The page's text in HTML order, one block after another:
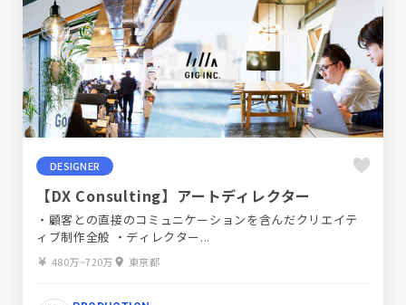
DESIGNER
【DX Consulting】アートディレクター
・顧客との直接のコミュニケーションを含んだクリエイテ
ィブ制作全般 ・ディレクター...
480万~720万 東京都